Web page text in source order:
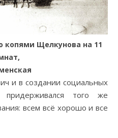
копями Щелкунова на 11
и в создании социальных
того же
всем всё хорошо и все